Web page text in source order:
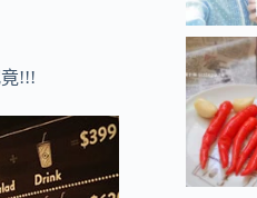
!!!